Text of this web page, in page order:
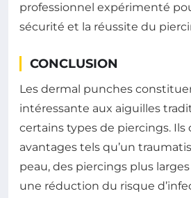
professionnel expérimenté
sécurité et la réussite du
CONCLUSION
Les dermal punches
intéressante aux aiguilles
certains types de piercings. Ils
avantages tels qu’un
peau, des piercings plus
une réduction du risque